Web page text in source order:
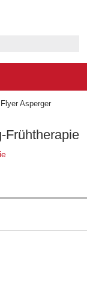
Flyer Asperger
Frühtherapie